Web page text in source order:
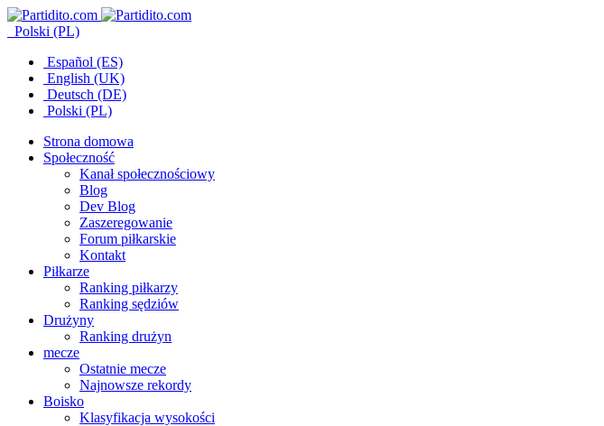
Polski (PL)
Español (ES)
English (UK)
Deutsch (DE)
Polski (PL)
Strona domowa
Społeczność
Kanał społecznościowy
Blog
Dev Blog
Zaszeregowanie
Forum piłkarskie
Kontakt
Piłkarze
Ranking piłkarzy
Ranking sędziów
Drużyny
Ranking drużyn
mecze
Ostatnie mecze
Najnowsze rekordy
Boisko
Klasyfikacja wysokości